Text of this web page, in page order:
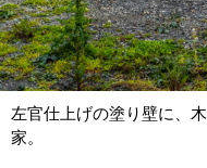
左官仕上げの塗り壁に、
家。